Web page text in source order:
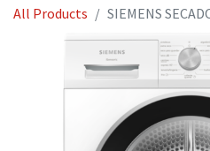
All Products SIEMENS